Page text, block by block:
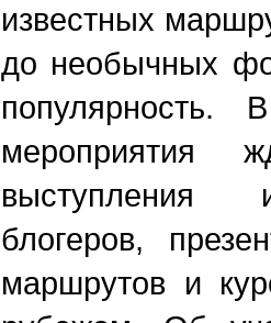
известных
до необычных
популярность.
мероприятия
выступления
блогеров,
маршрутов и